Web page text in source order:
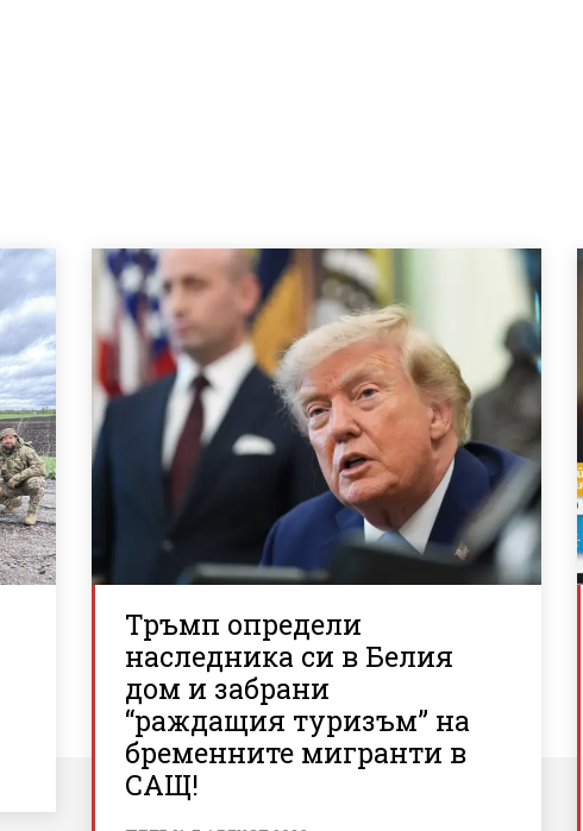
Тръмп определи
наследника си в Белия
дом и забрани
“раждащия туризъм” на
бременните мигранти в
САЩ!